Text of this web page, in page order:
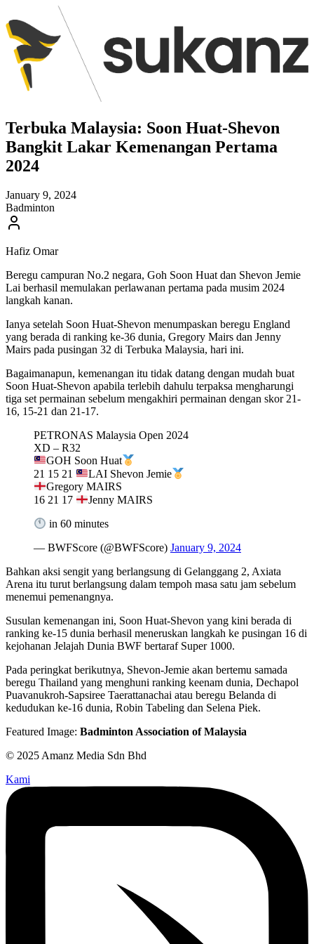
Terbuka Malaysia: Soon Huat-Shevon
Bangkit Lakar Kemenangan Pertama
2024
January 9, 2024
Badminton
Hafiz Omar
Beregu campuran No.2 negara, Goh Soon Huat dan Shevon Jemie
Lai berhasil memulakan perlawanan pertama pada musim 2024
langkah kanan.
Ianya setelah Soon Huat-Shevon menumpaskan beregu England
yang berada di ranking ke-36 dunia, Gregory Mairs dan Jenny
Mairs pada pusingan 32 di Terbuka Malaysia, hari ini.
Bagaimanapun, kemenangan itu tidak datang dengan mudah buat
Soon Huat-Shevon apabila terlebih dahulu terpaksa mengharungi
tiga set permainan sebelum mengakhiri permainan dengan skor 21-
16, 15-21 dan 21-17.
PETRONAS Malaysia Open 2024
XD – R32
GOH Soon Huat
21 15 21
LAI Shevon Jemie
Gregory MAIRS
16 21 17
Jenny MAIRS
in 60 minutes
— BWFScore (@BWFScore) January 9, 2024
Bahkan aksi sengit yang berlangsung di Gelanggang 2, Axiata
Arena itu turut berlangsung dalam tempoh masa satu jam sebelum
menemui pemenangnya.
Susulan kemenangan ini, Soon Huat-Shevon yang kini berada di
ranking ke-15 dunia berhasil meneruskan langkah ke pusingan 16 di
kejohanan Jelajah Dunia BWF bertaraf Super 1000.
Pada peringkat berikutnya, Shevon-Jemie akan bertemu samada
beregu Thailand yang menghuni ranking keenam dunia, Dechapol
Puavanukroh-Sapsiree Taerattanachai atau beregu Belanda di
kedudukan ke-16 dunia, Robin Tabeling dan Selena Piek.
Featured Image: Badminton Association of Malaysia
© 2025 Amanz Media Sdn Bhd
Kami